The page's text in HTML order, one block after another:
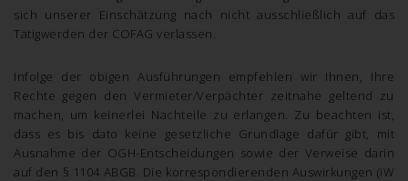
sich unserer Einschätzung nach nicht ausschließlich auf das
Tätigwerden der COFAG verlassen.
Infolge der obigen Ausführungen empfehlen wir Ihnen, Ihre
Rechte gegen den Vermieter/Verpächter zeitnahe geltend zu
machen, um keinerlei Nachteile zu erlangen. Zu beachten ist,
dass es bis dato keine gesetzliche Grundlage dafür gibt, mit
Ausnahme der OGH-Entscheidungen sowie der Verweise darin
auf den § 1104 ABGB. Die korrespondierenden Auswirkungen (iW